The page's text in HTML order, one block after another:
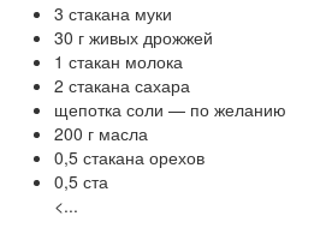
3 стакана муки
30 г живых дрожжей
1 стакан молока
2 стакана сахара
щепотка соли — по желанию
200 г масла
0,5 стакана орехов
0,5 ста
<...